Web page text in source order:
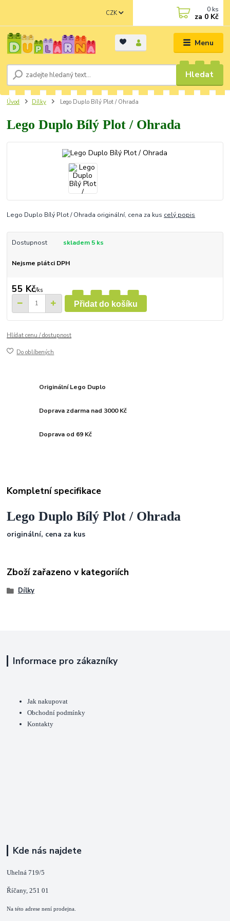
Menu
CZK
Hledat
0 ks
za 0 Kč
Úvod Dílky Lego Duplo Bílý Plot / Ohrada
Lego Duplo Bílý Plot / Ohrada
Lego Duplo Bílý Plot / Ohrada originální, cena za kus celý popis
Dostupnost skladem 5 ks
Nejsme plátci DPH
55 Kč/ks
Přidat do košíku
Hlídat cenu / dostupnost
Do oblíbených
Originální Lego Duplo
Doprava zdarma nad 3000 Kč
Doprava od 69 Kč
Kompletní specifikace
Lego Duplo Bílý Plot / Ohrada
originální, cena za kus
Zboží zařazeno v kategoriích
Dílky
Informace pro zákazníky
Jak nakupovat
Obchodní podmínky
Kontakty
Kde nás najdete
Uhelná 719/5
Říčany, 251 01
Na této adrese není prodejna.